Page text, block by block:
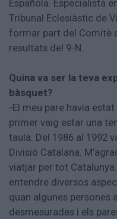
Española. Especialista
Tribunal Eclesiàstic de
formar part del Comitè
resultats del 9-N.
Quina va ser la teva
bàsquet?
-El meu pare havia
primer vaig estar una
taula. Del 1986 al 1992
Divisió Catalana.
viatjar per tot
entendre diversos
quan algunes persones
desmesurades i els